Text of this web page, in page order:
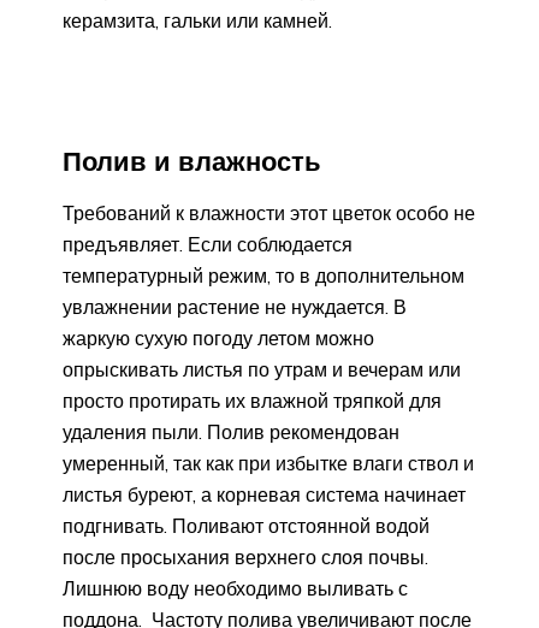
керамзита, гальки или камней.
Полив и влажность
Требований к влажности этот цветок особо не
предъявляет. Если соблюдается
температурный режим, то в дополнительном
увлажнении растение не нуждается. В
жаркую сухую погоду летом можно
опрыскивать листья по утрам и вечерам или
просто протирать их влажной тряпкой для
удаления пыли. Полив рекомендован
умеренный, так как при избытке влаги ствол и
листья буреют, а корневая система начинает
подгнивать. Поливают отстоянной водой
после просыхания верхнего слоя почвы.
Лишнюю воду необходимо выливать с
поддона. Частоту полива увеличивают после